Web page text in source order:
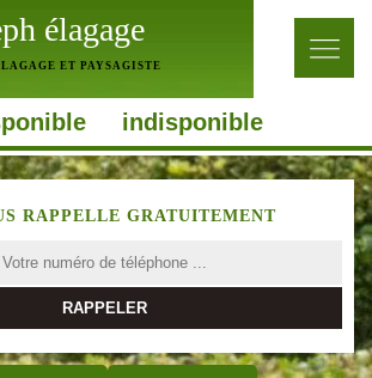
élagage
ET PAYSAGISTE
indisponible
RAPPELLE GRATUITEMENT